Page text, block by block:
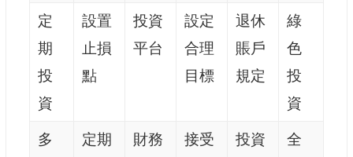
定
期
投
資
設置
止損
點
投資
平台
設定
合理
目標
退休
賬戶
規定
綠
色
投
資
多
定期
財務
接受
投資
全